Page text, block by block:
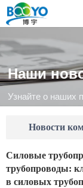
Наши
Узнайте о наших
Новости
Силовые
трубопроводы:
в силовых